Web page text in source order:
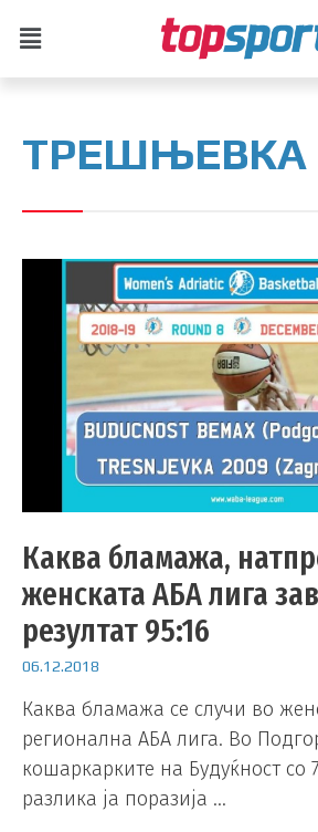
ТРЕШЊЕВКА
Каква бламажа,
женската АБА лига
резултат 95:16
06.12.2018
Каква бламажа се случи во
регионална АБА лига. Во
кошаркарките на Будуќност со
разлика ја поразија …